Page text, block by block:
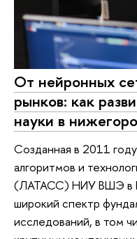
От нейронных
рынков: как
науки в
Созданная в 2011
алгоритмов и
(ЛАТАСС) НИУ ВШЭ в
широкий спектр
исследований, в том